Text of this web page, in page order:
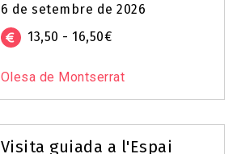
6 de setembre de 2026
13,50 - 16,50€
Olesa de Montserrat
Visita guiada a l'Espai